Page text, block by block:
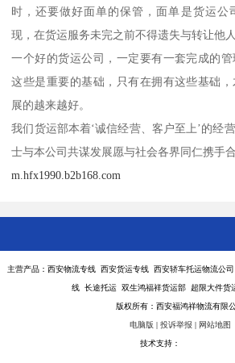
时，还要做好面单的保管，面单是货运公
现，在货运服务未完之前不得遗失与转让他人
一个好的货运公司，一定要有一套完成的管
这些是重要的基础，只有在拥有这些基础
展的越来越好。
我们货运部本着‘诚信经营、客户至上’的经
士与本公司共谋发展愿与社会各界同仁携手合
m.hfx1990.b2b168.com
主营产品：西安物流专线 西安货运专线 西安轿车托运物流公
线 长途托运 双生鸿福祥货运部 超限大件货
版权所有：西安福鸿祥物流有限
电脑版 投诉举报 网站地图
技术支持：